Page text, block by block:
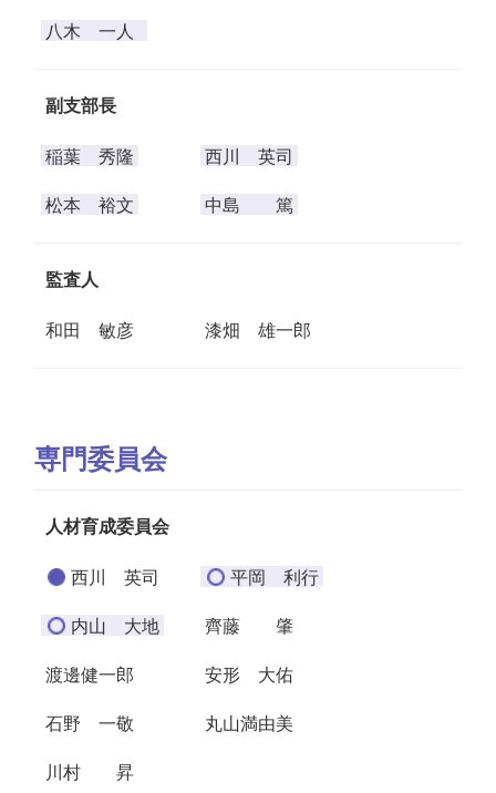
八木 一人
副支部長
稲葉 秀隆 西川 英司
松本 裕文 中島 篤
監査人
和田 敏彦 漆畑 雄一郎
専門委員会
人材育成委員会
西川 英司 平岡 利行
内山 大地 齊藤 肇
渡邊健一郎 安形 大佑
石野 一敬 丸山満由美
川村 昇